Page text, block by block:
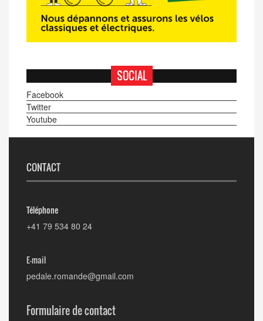
SOCIAL
Facebook
Twitter
Youtube
CONTACT
Téléphone
+41 79 534 80 24
E-mail
pedale.romande@gmail.com
Formulaire de contact